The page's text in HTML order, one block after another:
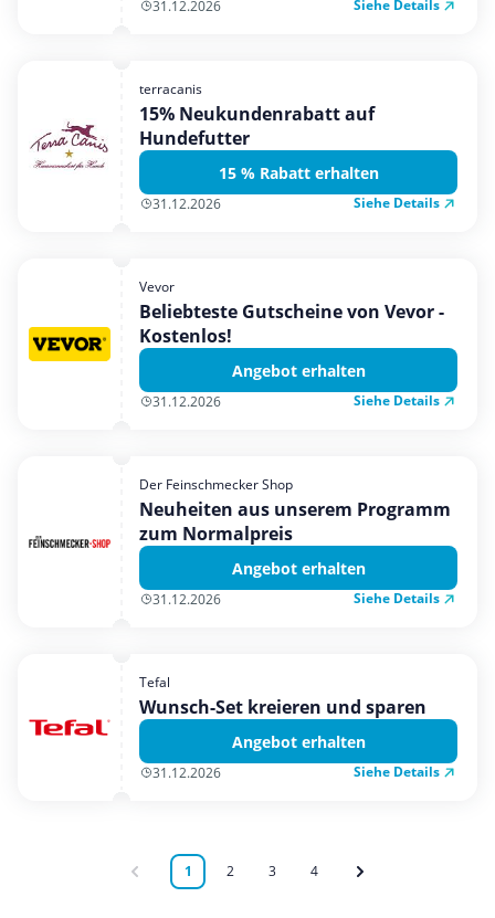
31.12.2026 Siehe Details
terracanis
15% Neukundenrabatt auf
Hundefutter
15 % Rabatt erhalten
31.12.2026 Siehe Details
Vevor
Beliebteste Gutscheine von Vevor -
Kostenlos!
Angebot erhalten
31.12.2026 Siehe Details
Der Feinschmecker Shop
Neuheiten aus unserem Programm
zum Normalpreis
Angebot erhalten
31.12.2026 Siehe Details
Tefal
Wunsch-Set kreieren und sparen
Angebot erhalten
31.12.2026 Siehe Details
1 2 3 4